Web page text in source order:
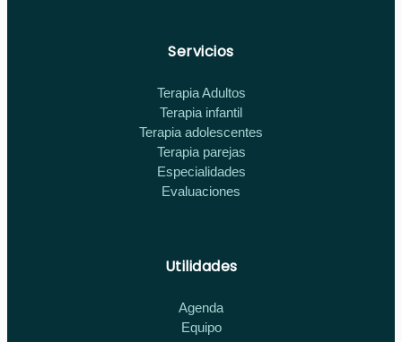
Servicios
Terapia Adultos
Terapia infantil
Terapia adolescentes
Terapia parejas
Especialidades
Evaluaciones
Utilidades
Agenda
Equipo